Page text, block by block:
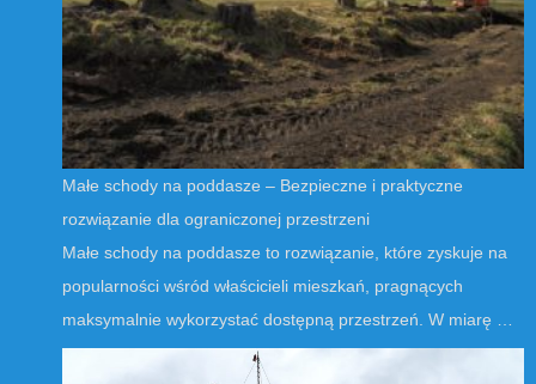
Małe schody na poddasze – Bezpieczne i praktyczne
rozwiązanie dla ograniczonej przestrzeni
Małe schody na poddasze to rozwiązanie, które zyskuje na
popularności wśród właścicieli mieszkań, pragnących
maksymalnie wykorzystać dostępną przestrzeń. W miarę …